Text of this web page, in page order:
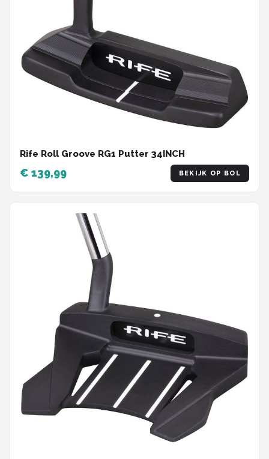
Rife Roll Groove RG1 Putter 34INCH
€ 139,99 BEKIJK OP BOL